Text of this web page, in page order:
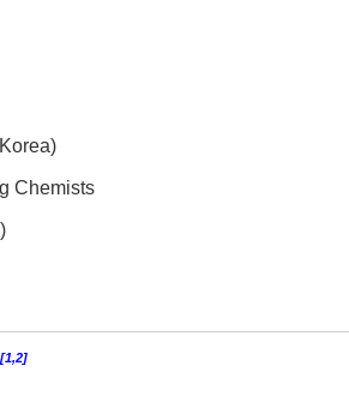
Chemists
[1,2]